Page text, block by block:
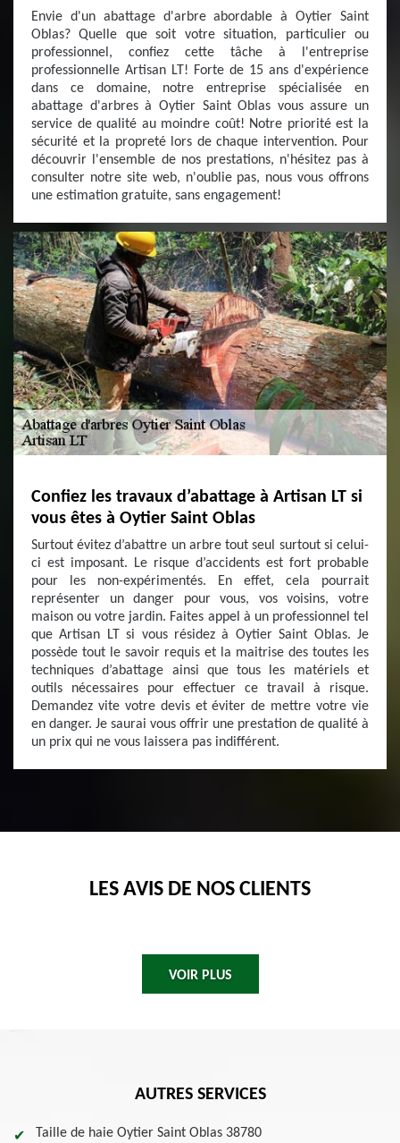
Envie d'un abattage d'arbre abordable à Oytier Saint
Oblas? Quelle que soit votre situation, particulier ou
professionnel, confiez cette tâche à l'entreprise
professionnelle Artisan LT! Forte de 15 ans d'expérience
dans ce domaine, notre entreprise spécialisée en
abattage d'arbres à Oytier Saint Oblas vous assure un
service de qualité au moindre coût! Notre priorité est la
sécurité et la propreté lors de chaque intervention. Pour
découvrir l'ensemble de nos prestations, n'hésitez pas à
consulter notre site web, n'oublie pas, nous vous offrons
une estimation gratuite, sans engagement!
Confiez les travaux d’abattage à Artisan LT si
vous êtes à Oytier Saint Oblas
Surtout évitez d’abattre un arbre tout seul surtout si celui-
ci est imposant. Le risque d’accidents est fort probable
pour les non-expérimentés. En effet, cela pourrait
représenter un danger pour vous, vos voisins, votre
maison ou votre jardin. Faites appel à un professionnel tel
que Artisan LT si vous résidez à Oytier Saint Oblas. Je
possède tout le savoir requis et la maitrise des toutes les
techniques d’abattage ainsi que tous les matériels et
outils nécessaires pour effectuer ce travail à risque.
Demandez vite votre devis et éviter de mettre votre vie
en danger. Je saurai vous offrir une prestation de qualité à
un prix qui ne vous laissera pas indifférent.
LES AVIS DE NOS CLIENTS
VOIR PLUS
AUTRES SERVICES
Taille de haie Oytier Saint Oblas 38780